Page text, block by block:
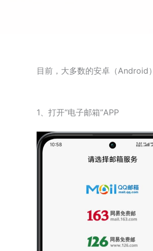
目前，大多数的安卓（Android
1、打开“电子邮箱”APP